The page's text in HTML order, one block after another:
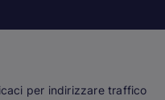
per indirizzare traffico